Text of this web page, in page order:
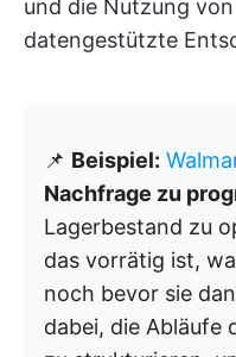
und die Nutzung
datengestützte
📌 Beispiel:
Nachfrage zu
Lagerbestand zu
das vorrätig ist,
noch bevor sie
dabei, die Abläufe